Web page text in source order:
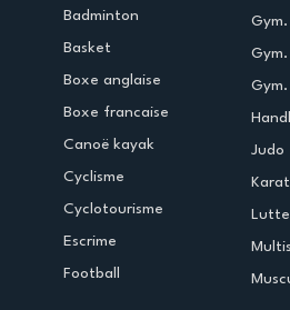
Badminton
Basket
Boxe anglaise
Boxe francaise
Canoë kayak
Cyclisme
Cyclotourisme
Escrime
Football
Judo
Lutte